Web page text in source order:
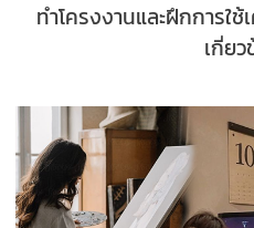
ทำโครงงานและฝึกการใ
เกี่ย